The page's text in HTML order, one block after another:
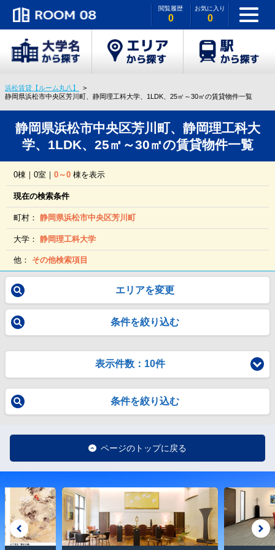
閲覧履歴
0
お気に入り
0
浜松賃貸【ルーム丸八】
静岡県浜松市中央区芳川町、静岡理工科大学、1LDK、25㎡～30㎡の賃貸物件一覧
静岡県浜松市中央区芳川町、静岡理工科大
学、1LDK、25㎡～30㎡の賃貸物件一覧
0棟｜0室｜0～0 棟を表示
現在の検索条件
町村：静岡県浜松市中央区芳川町
大学：静岡理工科大学
他： その他検索項目
エリアを変更
条件を絞り込む
表示件数：10件
条件を絞り込む
ページのトップに戻る